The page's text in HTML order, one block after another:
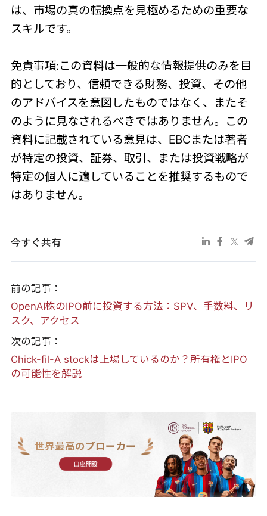
は、市場の真の転換点を見極めるための重要な
スキルです。
免責事項:この資料は一般的な情報提供のみを目
的としており、信頼できる財務、投資、その他
のアドバイスを意図したものではなく、またそ
のように見なされるべきではありません。この
資料に記載されている意見は、EBCまたは著者
が特定の投資、証券、取引、または投資戦略が
特定の個人に適していることを推奨するもので
はありません。
今すぐ共有
前の記事：
OpenAI株のIPO前に投資する方法：SPV、手数料、リ
スク、アクセス
次の記事：
Chick-fil-A stockは上場しているのか？所有権とIPO
の可能性を解説
世界最高のブローカー
口座開設